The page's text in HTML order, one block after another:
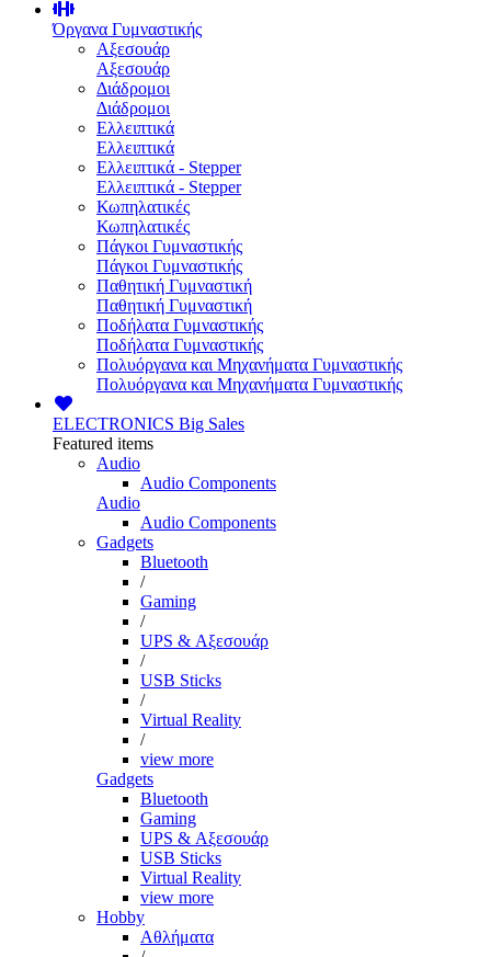
Όργανα Γυμναστικής
Αξεσουάρ
Αξεσουάρ
Διάδρομοι
Διάδρομοι
Ελλειπτικά
Ελλειπτικά
Ελλειπτικά - Stepper
Ελλειπτικά - Stepper
Κωπηλατικές
Κωπηλατικές
Πάγκοι Γυμναστικής
Πάγκοι Γυμναστικής
Παθητική Γυμναστική
Παθητική Γυμναστική
Ποδήλατα Γυμναστικής
Ποδήλατα Γυμναστικής
Πολυόργανα και Μηχανήματα Γυμναστικής
Πολυόργανα και Μηχανήματα Γυμναστικής
ELECTRONICS Big Sales
Featured items
Audio
Audio Components
Audio
Audio Components
Gadgets
Bluetooth
/
Gaming
/
UPS & Αξεσουάρ
/
USB Sticks
/
Virtual Reality
/
view more
Gadgets
Bluetooth
Gaming
UPS & Αξεσουάρ
USB Sticks
Virtual Reality
view more
Hobby
Αθλήματα